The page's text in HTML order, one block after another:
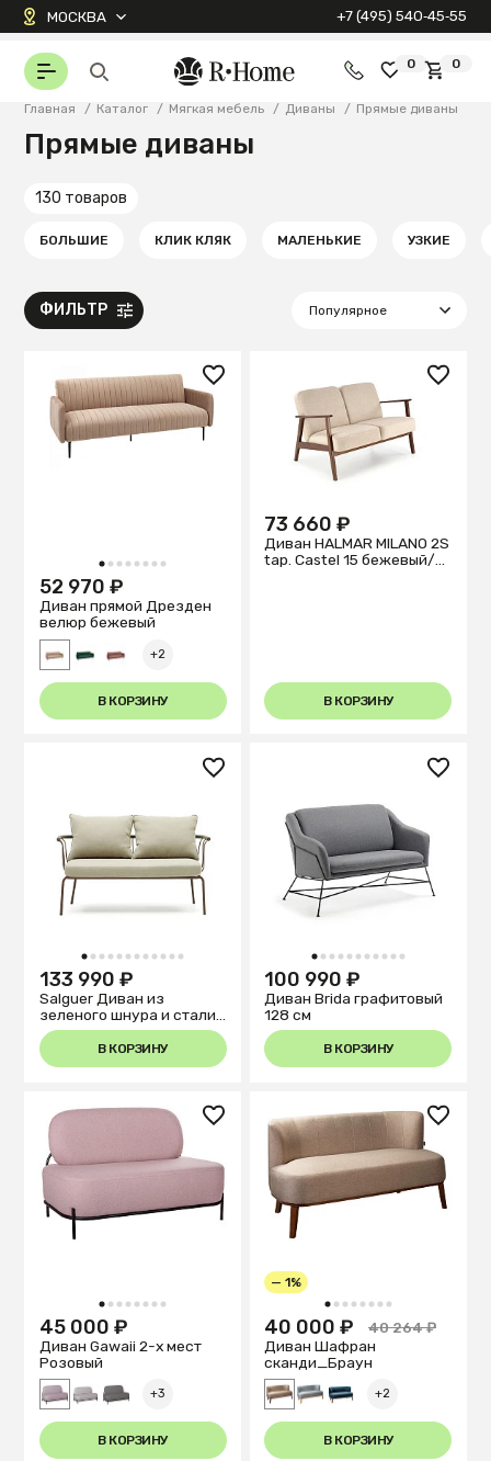
МОСКВА +7 (495) 540‑45‑55
0 0
Главная / Каталог / Мягкая мебель / Диваны / Прямые диваны
Прямые диваны
130 товаров
БОЛЬШИЕ КЛИК КЛЯК МАЛЕНЬКИЕ УЗКИЕ
ФИЛЬТР
1 2 3 4 5 6 7 8
52 970 ₽
Диван прямой Дрезден
велюр бежевый
+2
В КОРЗИНУ
73 660 ₽
Диван HALMAR MILANO 2S
tap. Castel 15 бежевый/
В КОРЗИНУ
1 2 3 4 5 6 7 8 9 101112
133 990 ₽
Salguer Диван из
зеленого шнура и стали
с коричневой окраской
134 см
В КОРЗИНУ
1 2 3 4 5 6 7 8 9 1011
100 990 ₽
Диван Brida графитовый
128 см
В КОРЗИНУ
1 2 3 4 5 6 7 8
45 000 ₽
Диван Gawaii 2-х мест
Розовый
+3
В КОРЗИНУ
1 2 3 4 5 6 7 8
— 1%
40 000 ₽
40 264 ₽
Диван Шафран
cканди_Браун
+2
В КОРЗИНУ